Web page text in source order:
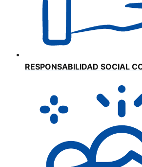
RESPONSABILIDAD SOCIAL